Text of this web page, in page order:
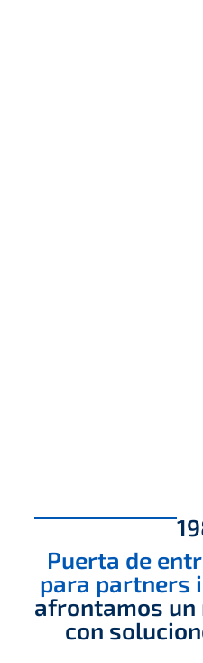
Puerta de
para partners
afrontamos un
con